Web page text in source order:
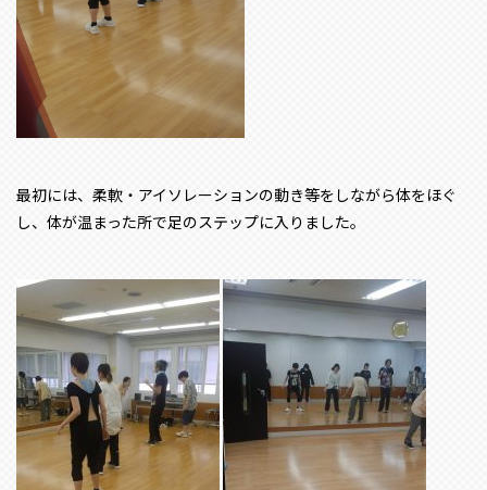
最初には、柔軟・アイソレーションの動き等をしながら体をほぐ
し、体が温まった所で足のステップに入りました。